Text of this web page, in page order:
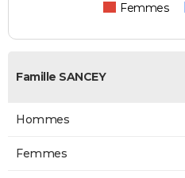
Femmes
Famille SANCEY
Hommes
Femmes